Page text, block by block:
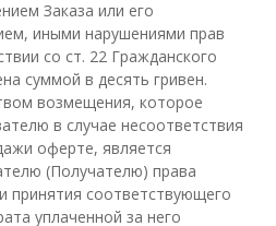
Заказа или его
иными нарушениями прав
со ст. 22 Гражданского
суммой в десять гривен.
возмещения, которое
в случае несоответствия
оферте, является
(Получателю) права
принятия соответствующего
уплаченной за него